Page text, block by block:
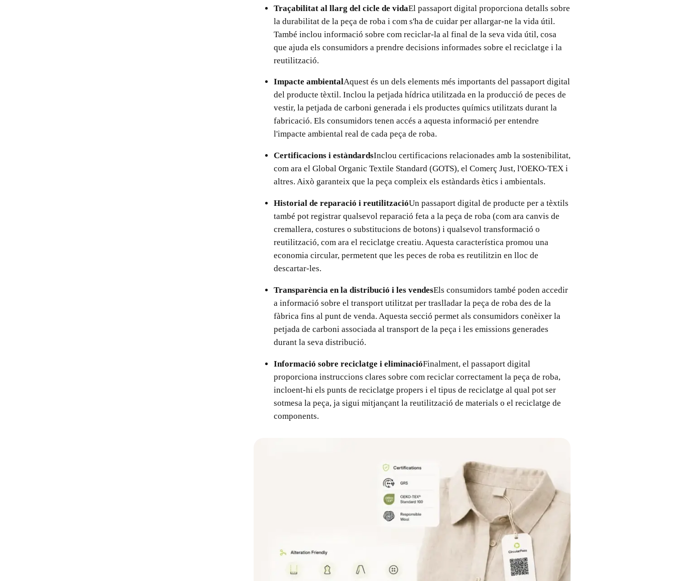
Traçabilitat al llarg del cicle de vidaEl passaport digital proporciona detalls sobre
la durabilitat de la peça de roba i com s'ha de cuidar per allargar-ne la vida útil.
També inclou informació sobre com reciclar-la al final de la seva vida útil, cosa
que ajuda els consumidors a prendre decisions informades sobre el reciclatge i la
reutilització.
Impacte ambientalAquest és un dels elements més importants del passaport digital
del producte tèxtil. Inclou la petjada hídrica utilitzada en la producció de peces de
vestir, la petjada de carboni generada i els productes químics utilitzats durant la
fabricació. Els consumidors tenen accés a aquesta informació per entendre
l'impacte ambiental real de cada peça de roba.
Certificacions i estàndardsInclou certificacions relacionades amb la sostenibilitat,
com ara el Global Organic Textile Standard (GOTS), el Comerç Just, l'OEKO-TEX i
altres. Això garanteix que la peça compleix els estàndards ètics i ambientals.
Historial de reparació i reutilitzacióUn passaport digital de producte per a tèxtils
també pot registrar qualsevol reparació feta a la peça de roba (com ara canvis de
cremallera, costures o substitucions de botons) i qualsevol transformació o
reutilització, com ara el reciclatge creatiu. Aquesta característica promou una
economia circular, permetent que les peces de roba es reutilitzin en lloc de
descartar-les.
Transparència en la distribució i les vendesEls consumidors també poden accedir
a informació sobre el transport utilitzat per traslladar la peça de roba des de la
fàbrica fins al punt de venda. Aquesta secció permet als consumidors conèixer la
petjada de carboni associada al transport de la peça i les emissions generades
durant la seva distribució.
Informació sobre reciclatge i eliminacióFinalment, el passaport digital
proporciona instruccions clares sobre com reciclar correctament la peça de roba,
incloent-hi els punts de reciclatge propers i el tipus de reciclatge al qual pot ser
sotmesa la peça, ja sigui mitjançant la reutilització de materials o el reciclatge de
components.